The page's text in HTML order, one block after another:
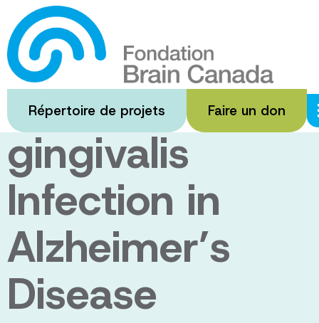
Passer
au
contenu
principal
Répertoire de projets Faire un don
Understanding
Porphyromonas
gingivalis
Infection in
Alzheimer’s
Disease